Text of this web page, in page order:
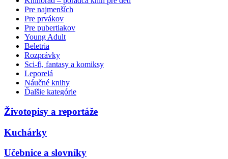
Pre najmenších
Pre prvákov
Pre pubertiakov
Young Adult
Beletria
Rozprávky
Sci-fi, fantasy a komiksy
Leporelá
Náučné knihy
Ďalšie kategórie
Životopisy a reportáže
Kuchárky
Učebnice a slovníky